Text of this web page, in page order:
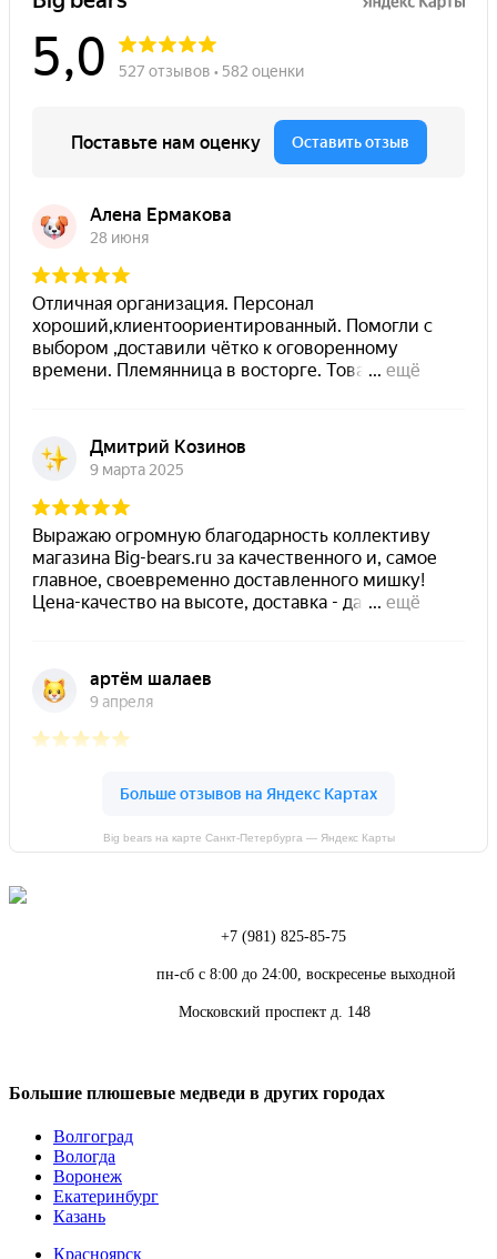
Big bears на карте Санкт‑Петербурга — Яндекс Карты
+7 (981) 825-85-75
пн-сб с 8:00 до 24:00, воскресенье выходной
Московский проспект д. 148
Большие плюшевые медведи в других городах
Волгоград
Вологда
Воронеж
Екатеринбург
Казань
Красноярск